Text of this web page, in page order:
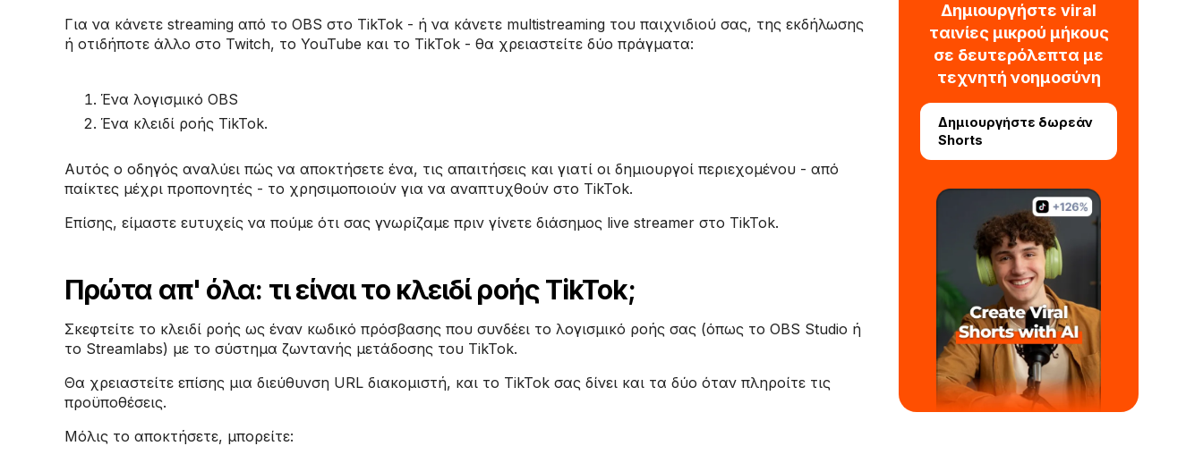
Για να κάνετε streaming από το OBS στο TikTok - ή να κάνετε multistreaming του παιχνιδιού σας, της εκδήλωσης
ή οτιδήποτε άλλο στο Twitch, το YouTube και το TikTok - θα χρειαστείτε δύο πράγματα:
Ένα λογισμικό OBS
Ένα κλειδί ροής TikTok.
Αυτός ο οδηγός αναλύει πώς να αποκτήσετε ένα, τις απαιτήσεις και γιατί οι δημιουργοί περιεχομένου - από
παίκτες μέχρι προπονητές - το χρησιμοποιούν για να αναπτυχθούν στο TikTok.
Επίσης, είμαστε ευτυχείς να πούμε ότι σας γνωρίζαμε πριν γίνετε διάσημος live streamer στο TikTok.
Πρώτα απ' όλα: τι είναι το κλειδί ροής TikTok;
Σκεφτείτε το κλειδί ροής ως έναν κωδικό πρόσβασης που συνδέει το λογισμικό ροής σας (όπως το OBS Studio ή
το Streamlabs) με το σύστημα ζωντανής μετάδοσης του TikTok.
Θα χρειαστείτε επίσης μια διεύθυνση URL διακομιστή, και το TikTok σας δίνει και τα δύο όταν πληροίτε τις
προϋποθέσεις.
Μόλις το αποκτήσετε, μπορείτε:
Δημιουργήστε viral
ταινίες μικρού μήκους
σε δευτερόλεπτα με
τεχνητή νοημοσύνη
Δημιουργήστε δωρεάν
Shorts